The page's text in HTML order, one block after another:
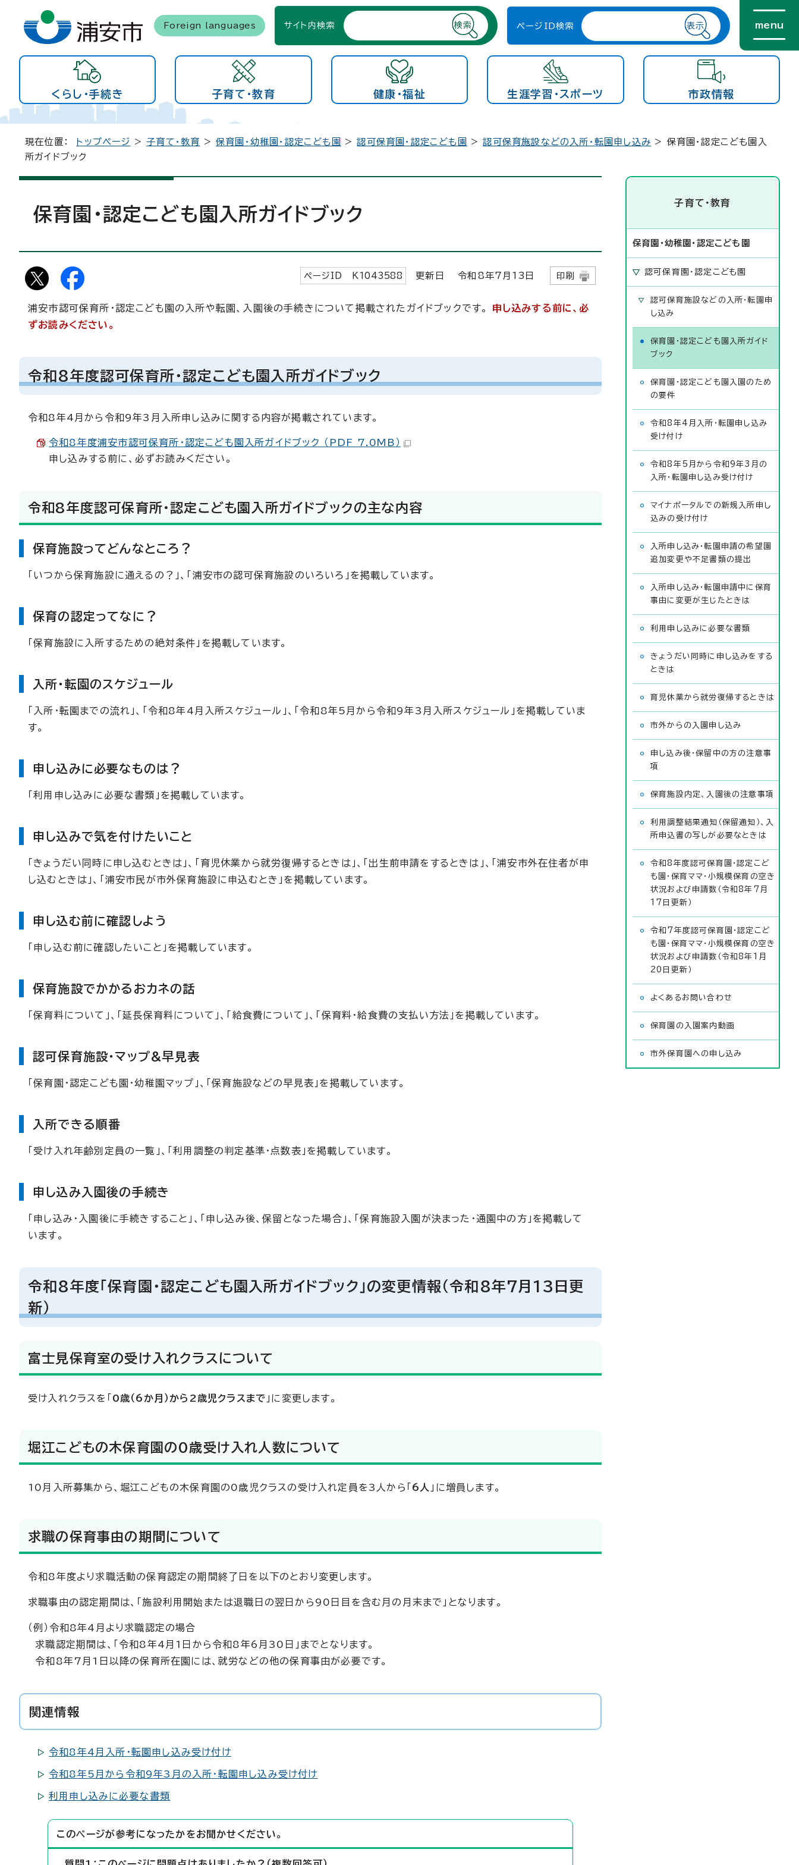
Foreign languages サイト内検索 ページID検索 menu
くらし・手続き 子育て・教育 健康・福祉 生涯学習・スポーツ 市政情報
現在位置： トップページ >子育て・教育 >保育園・幼稚園・認定こども園 >認可保育園・認定こども園 >認可保育施設などの入所・転園申し込み > 保育園・認定こども園入
所ガイドブック
保育園・認定こども園入所ガイドブック
ページID K 1043588 更新日 令和8年7月 13 日 印刷
浦安市認可保育所・認定こども園の入所や転園、入園後の手続きについて掲載されたガイドブックです。 申し込みする前に、必
ずお読みください。
令和8年度認可保育所・認定こども園入所ガイドブック
令和8年4月から令和9年3月入所申し込みに関する内容が掲載されています。
令和8年度浦安市認可保育所・認定こども園入所ガイドブック （PDF 7.0MB）
申し込みする前に、必ずお読みください。
令和8年度認可保育所・認定こども園入所ガイドブックの主な内容
保育施設ってどんなところ？
「いつから保育施設に通えるの？」、「浦安市の認可保育施設のいろいろ」を掲載しています。
保育の認定ってなに？
「保育施設に入所するための絶対条件」を掲載しています。
入所・転園のスケジュール
「入所・転園までの流れ」、「令和8年4月入所スケジュール」、「令和8年5月から令和9年3月入所スケジュール」を掲載していま
す。
申し込みに必要なものは？
「利用申し込みに必要な書類」を掲載しています。
申し込みで気を付けたいこと
「きょうだい同時に申し込むときは」、「育児休業から就労復帰するときは」、「出生前申請をするときは」、「浦安市外在住者が申
し込むときは」、「浦安市民が市外保育施設に申込むとき」を掲載しています。
申し込む前に確認しよう
「申し込む前に確認したいこと」を掲載しています。
保育施設でかかるおカネの話
「保育料について」、「延長保育料について」、「給食費について」、「保育料・給食費の支払い方法」を掲載しています。
認可保育施設・マップ&早見表
「保育園・認定こども園・幼稚園マップ」、「保育施設などの早見表」を掲載しています。
入所できる順番
「受け入れ年齢別定員の一覧」、「利用調整の判定基準・点数表」を掲載しています。
申し込み入園後の手続き
「申し込み・入園後に手続きすること」、「申し込み後、保留となった場合」、「保育施設入園が決まった・通園中の方」を掲載して
います。
令和8年度「保育園・認定こども園入所ガイドブック」の変更情報（令和8年7月13日更
新）
富士見保育室の受け入れクラスについて
受け入れクラスを「 0歳（6か月）から2歳児クラスまで 」に変更します。
堀江こどもの木保育園の0歳受け入れ人数について
10月入所募集から、堀江こどもの木保育園の0歳児クラスの受け入れ定員を3人から「 6人 」に増員します。
求職の保育事由の期間について
令和8年度より求職活動の保育認定の期間終了日を以下のとおり変更します。
求職事由の認定期間は、「施設利用開始または退職日の翌日から90日目を含む月の月末まで」となります。
（例）令和8年4月より求職認定の場合
求職認定期間は、「令和8年4月1日から令和8年6月30日」までとなります。
令和8年7月1日以降の保育所在園には、就労などの他の保育事由が必要です。
関連情報
令和8年4月入所・転園申し込み受け付け
令和8年5月から令和9年3月の入所・転園申し込み受け付け
利用申し込みに必要な書類
このページが参考になったかをお聞かせください。
子育て・教育
保育園・幼稚園・認定こども園
認可保育園・認定こども園
認可保育施設などの入所・転園申
し込み
保育園・認定こども園入所ガイド
ブック
保育園・認定こども園入園のため
の要件
令和8年4月入所・転園申し込み
受け付け
令和8年5月から令和9年3月の
入所・転園申し込み受け付け
マイナポータルでの新規入所申し
込みの受け付け
入所申し込み・転園申請の希望園
追加変更や不足書類の提出
入所申し込み・転園申請中に保育
事由に変更が生じたときは
利用申し込みに必要な書類
きょうだい同時に申し込みをする
ときは
育児休業から就労復帰するときは
市外からの入園申し込み
申し込み後・保留中の方の注意事
項
保育施設内定、入園後の注意事項
利用調整結果通知（保留通知）、入
所申込書の写しが必要なときは
令和8年度認可保育園・認定こど
も園・保育ママ・小規模保育の空き
状況および申請数（令和8年7月
17日更新）
令和7年度認可保育園・認定こど
も園・保育ママ・小規模保育の空き
状況および申請数（令和8年1月
20日更新）
よくあるお問い合わせ
保育園の入園案内動画
市外保育園への申し込み